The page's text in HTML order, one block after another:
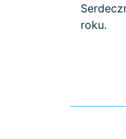
roku.